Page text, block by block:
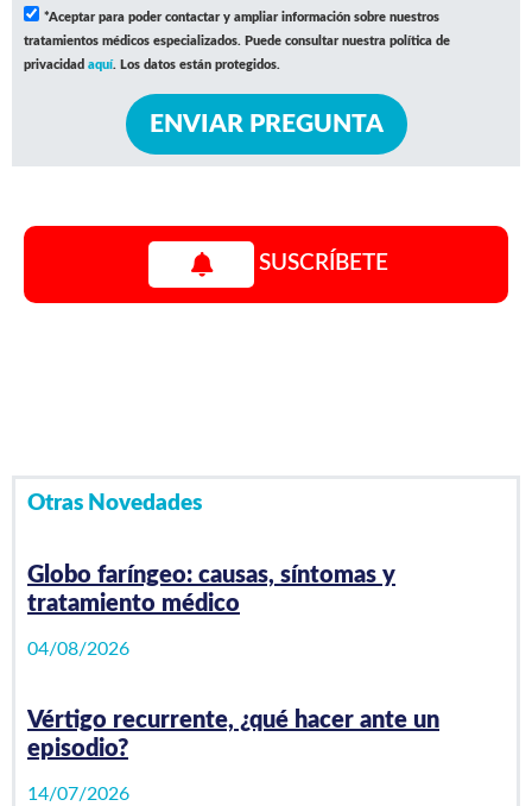
*Aceptar para poder contactar y ampliar información sobre nuestros
tratamientos médicos especializados. Puede consultar nuestra política de
privacidad aquí. Los datos están protegidos.
ENVIAR PREGUNTA
SUSCRÍBETE
Otras Novedades
Globo faríngeo: causas, síntomas y
tratamiento médico
04/08/2026
Vértigo recurrente, ¿qué hacer ante un
episodio?
14/07/2026